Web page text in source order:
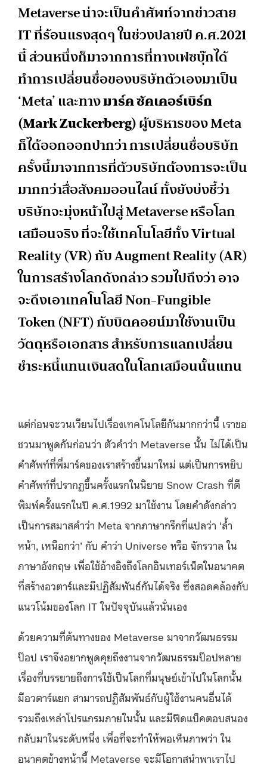
Metaverse น่าจะเป็นคำศัพท์จากข่าวสาย
IT ที่ร้อนแรงสุดๆ ในช่วงปลายปี ค.ศ.2021
นี้ ส่วนหนึ่งก็มาจากการที่ทางเฟซบุ๊กได้
ทำการเปลี่ยนชื่อของบริษัทตัวเองมาเป็น
‘Meta’ และทางมาร์ค ซัคเคอร์เบิร์ก
(Mark Zuckerberg)ผู้บริหารของ Meta
ก็ได้ออกออกปากว่า การเปลี่ยนชื่อบริษัท
ครั้งนี้มาจากการที่ตัวบริษัทต้องการจะเป็น
มากกว่าสื่อสังคมออนไลน์ ทั้งยังบ่งชี้ว่า
บริษัทจะมุ่งหน้าไปสู่ Metaverse หรือโลก
เสมือนจริง ที่จะใช้เทคโนโลยีทั้ง Virtual
Reality (VR) กับ Augment Reality (AR)
ในการสร้างโลกดังกล่าว รวมไปถึงว่า อาจ
จะดึงเอาเทคโนโลยี Non-Fungible
Token (NFT) กับบิตคอยน์มาใช้งานเป็น
วัตถุหรือเอกสาร สำหรับการแลกเปลี่ยน
ชำระหนี้แทนเงินสดในโลกเสมือนนั้นแทน
แต่ก่อนจะวนเวียนไปเรื่องเทคโนโลยีกันมากกว่านี้ เราขอ
ชวนมาพูดกันก่อนว่า ตัวคำว่า Metaverse นั้น ไม่ได้เป็น
คำศัพท์ที่พี่มาร์คของเราสร้างขึ้นมาใหม่ แต่เป็นการหยิบ
คำศัพท์ที่ปรากฏขึ้นครั้งแรกในนิยาย Snow Crash ที่ตี
พิมพ์ครั้งแรกในปี ค.ศ.1992 มาใช้งาน โดยคำดังกล่าว
เป็นการสมาสคำว่า Meta จากภาษากรีกที่แปลว่า ‘ล้ำ
หน้า, เหนือกว่า’ กับ คำว่า Universe หรือ จักรวาล ใน
ภาษาอังกฤษ เพื่อใช้อ้างอิงถึงโลกอินเทอร์เน็ตในอนาคต
ที่สร้างอวตาร์และมีปฏิสัมพันธ์กันได้จริง ซึ่งสอดคล้องกับ
แนวโน้มของโลก IT ในปัจจุบันแล้วนั่นเอง
ด้วยความที่ต้นทางของ Metaverse มาจากวัฒนธรรม
ป๊อป เราจึงอยากพูดคุยถึงงานจากวัฒนธรรมป๊อปหลาย
เรื่องที่บรรยายถึงการใช้เป็นโลกที่มนุษย์เข้าไปในโลกนั้น
มีอวตาร์แยก สามารถปฏิสัมพันธ์กับผู้ใช้งานคนอื่นได้
รวมถึงเหล่าโปรแกรมภายในนั้น และมีฟีดแบ็คตอบสนอง
กลับมาในระดับหนึ่ง เพื่อที่จะทำให้พอเห็นภาพว่า ใน
อนาคตข้างหน้านี้ Metaverse จะมีโอกาสนำพาเราไป